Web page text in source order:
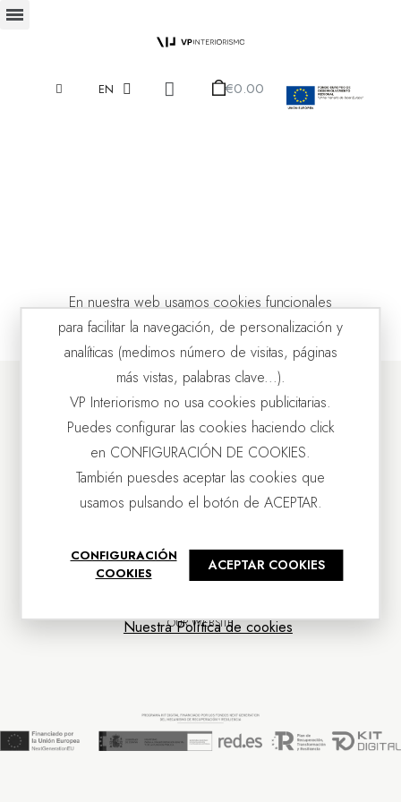
EN €0.00
OUR COMPANY
CUSTOMER SERVICE
OUR WEBSITE
En nuestra web usamos cookies funcionales
para facilitar la navegación, de personalización y
analíticas (medimos número de visitas, páginas
más vistas, palabras clave...).
VP Interiorismo no usa cookies publicitarias.
Puedes configurar las cookies haciendo click
en CONFIGURACIÓN DE COOKIES.
También puesdes aceptar las cookies que
usamos pulsando el botón de ACEPTAR.
CONFIGURACIÓN
COOKIES
ACEPTAR COOKIES
Nuestra Política de cookies